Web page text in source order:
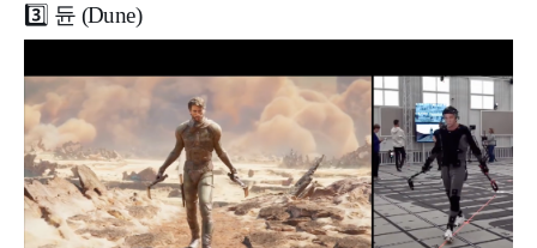
3️⃣ 듄 (Dune)